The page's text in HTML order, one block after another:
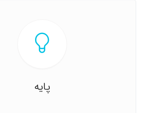
پایه